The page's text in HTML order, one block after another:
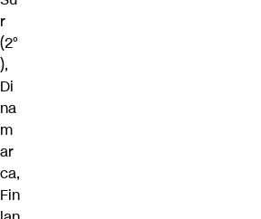
r
(2°
),
Di
na
m
ar
ca,
Fin